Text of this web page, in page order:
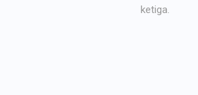
ketiga.